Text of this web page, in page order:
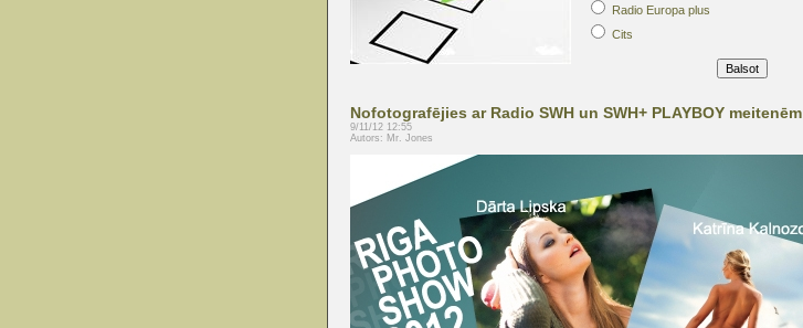
Radio Europa plus
Cits
Nofotografējies ar Radio SWH un SWH+ PLAYBOY meitenēm
9/11/12 12:55
Autors: Mr. Jones